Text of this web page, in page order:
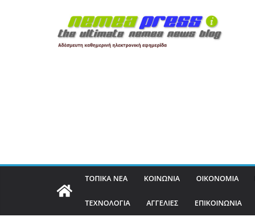
ΤΟΠΙΚΑ ΝΕΑ ΚΟΙΝΩΝΙΑ ΟΙΚΟΝΟΜΙΑ
ΤΕΧΝΟΛΟΓΙΑ ΑΓΓΕΛΙΕΣ ΕΠΙΚΟΙΝΩΝΙΑ